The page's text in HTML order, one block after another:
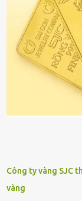
Công ty vàng SJC
vàng